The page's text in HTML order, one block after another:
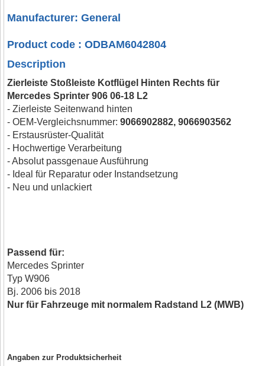
Manufacturer: General
Product code : ODBAM6042804
Description
Zierleiste Stoßleiste Kotflügel Hinten Rechts für
Mercedes Sprinter 906 06-18 L2
- Zierleiste Seitenwand hinten
- OEM-Vergleichsnummer:9066902882, 9066903562
- Erstausrüster-Qualität
- Hochwertige Verarbeitung
- Absolut passgenaue Ausführung
- Ideal für Reparatur oder Instandsetzung
- Neu und unlackiert
Passend für:
Mercedes Sprinter
Typ W906
Bj. 2006 bis 2018
Nur für Fahrzeuge mit normalem Radstand L2 (MWB)
Angaben zur Produktsicherheit